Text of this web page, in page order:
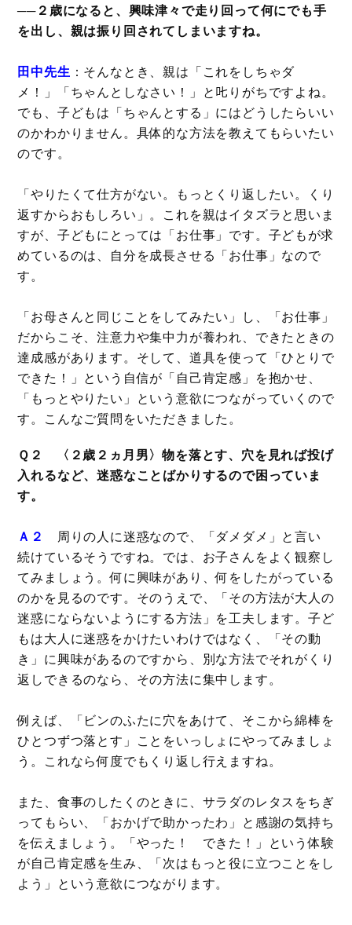
──２歳になると、興味津々で走り回って何にでも手
を出し、親は振り回されてしまいますね。
田中先生 ：そんなとき、親は「これをしちゃダ
メ！」「ちゃんとしなさい！」と𠮟りがちですよね。
でも、子どもは「ちゃんとする」にはどうしたらいい
のかわかりません。具体的な方法を教えてもらいたい
のです。
「やりたくて仕方がない。もっとくり返したい。くり
返すからおもしろい」。これを親はイタズラと思いま
すが、子どもにとっては「お仕事」です。子どもが求
めているのは、自分を成長させる「お仕事」なので
す。
「お母さんと同じことをしてみたい」し、「お仕事」
だからこそ、注意力や集中力が養われ、できたときの
達成感があります。そして、道具を使って「ひとりで
できた！」という自信が「自己肯定感」を抱かせ、
「もっとやりたい」という意欲につながっていくので
す。こんなご質問をいただきました。
Ｑ２ 〈２歳２ヵ月男〉物を落とす、穴を見れば投げ
入れるなど、迷惑なことばかりするので困っていま
す。
Ａ２
周りの人に迷惑なので、「ダメダメ」と言い
続けているそうですね。では、お子さんをよく観察し
てみましょう。何に興味があり、何をしたがっている
のかを見るのです。そのうえで、「その方法が大人の
迷惑にならないようにする方法」を工夫します。子ど
もは大人に迷惑をかけたいわけではなく、「その動
き」に興味があるのですから、別な方法でそれがくり
返しできるのなら、その方法に集中します。
例えば、「ビンのふたに穴をあけて、そこから綿棒を
ひとつずつ落とす」ことをいっしょにやってみましょ
う。これなら何度でもくり返し行えますね。
また、食事のしたくのときに、サラダのレタスをちぎ
ってもらい、「おかげで助かったわ」と感謝の気持ち
を伝えましょう。「やった！ できた！」という体験
が自己肯定感を生み、「次はもっと役に立つことをし
よう」という意欲につながります。